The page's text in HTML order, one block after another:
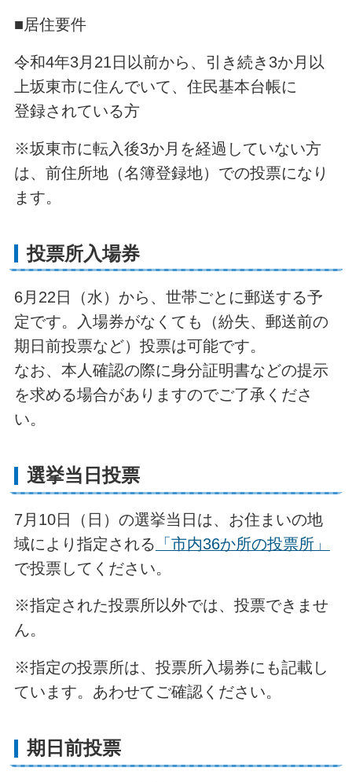
■居住要件
令和4年3月21日以前から、引き続き3か月以
上坂東市に住んでいて、住民基本台帳に
登録されている方
※坂東市に転入後3か月を経過していない方
は、前住所地（名簿登録地）での投票になり
ます。
投票所入場券
6月22日（水）から、世帯ごとに郵送する予
定です。入場券がなくても（紛失、郵送前の
期日前投票など）投票は可能です。
なお、本人確認の際に身分証明書などの提示
を求める場合がありますのでご了承くださ
い。
選挙当日投票
7月10日（日）の選挙当日は、お住まいの地
域により指定される 「市内36か所の投票所」
で投票してください。
※指定された投票所以外では、投票できませ
ん。
※指定の投票所は、投票所入場券にも記載し
ています。あわせてご確認ください。
期日前投票